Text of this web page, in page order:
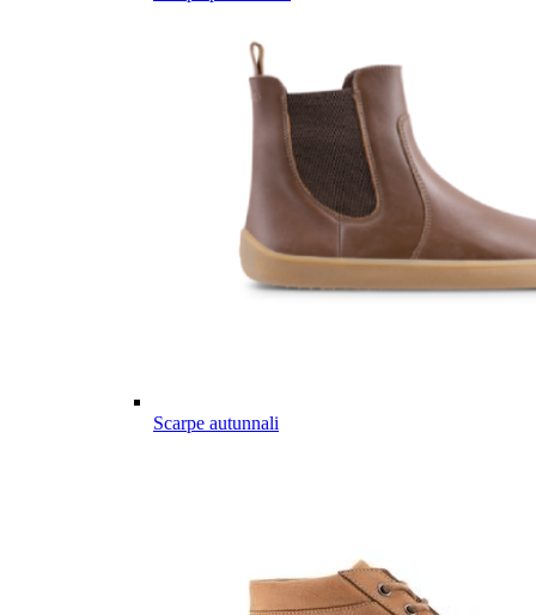
Scarpe autunnali